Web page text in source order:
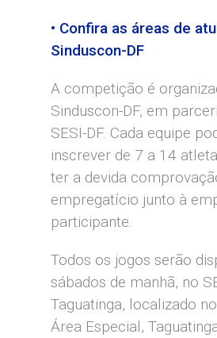
• Confira as áreas de
Sinduscon-DF
A competição é
Sinduscon-DF, em
SESI-DF. Cada equipe
inscrever de 7 a 14
ter a devida
empregatício junto à
participante.
Todos os jogos serão
sábados de manhã, no
Taguatinga, localizado
Área Especial,